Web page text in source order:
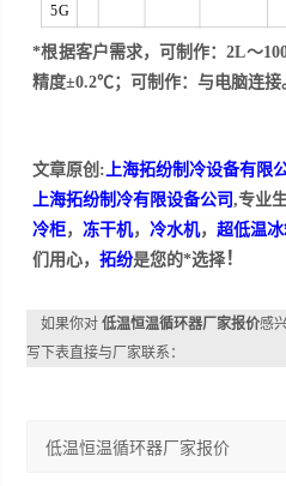
5G
*根据客户需求，可制作：2L～
精度±0.2℃；可制作：与电脑连接
文章原创:上海拓纷制冷设备有限
上海拓纷制冷有限设备公司,专业
冷柜， 冻干机，冷水机，超低温
们用心，拓纷是您的*选择！
如果你对低温恒温循环器厂家报价感
写下表直接与厂家联系：